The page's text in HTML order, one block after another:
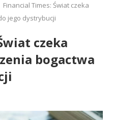
Financial Times: Świat czeka
jego dystrybucji
czeka
bogactwa